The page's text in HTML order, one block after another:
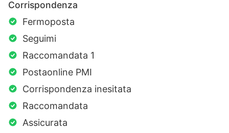
Corrispondenza
Fermoposta
Seguimi
Raccomandata 1
Postaonline PMI
Corrispondenza inesitata
Raccomandata
Assicurata